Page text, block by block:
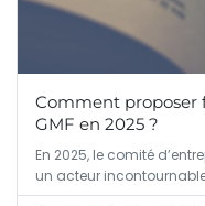
Comment proposer
GMF en 2025 ?
En 2025, le comité
un acteur